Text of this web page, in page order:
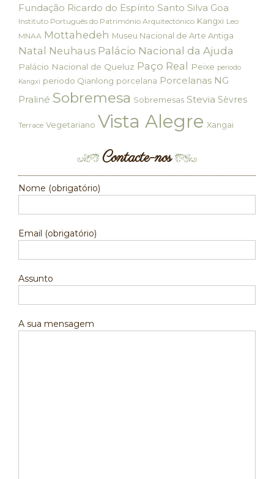
Fundação Ricardo do Espírito Santo Silva Goa
Instituto Português do Património Arquitectónico Kangxi Leo
MNAA Mottahedeh Museu Nacional de Arte Antiga
Natal Neuhaus Palácio Nacional da Ajuda
Palácio Nacional de Queluz Paço Real Peixe periodo
Kangxi periodo Qianlong porcelana Porcelanas NG
Praliné Sobremesa Sobremesas Stevia Sèvres
Terrace Vegetariano Vista Alegre Xangai
Contacte-nos
Nome (obrigatório)
Email (obrigatório)
Assunto
A sua mensagem